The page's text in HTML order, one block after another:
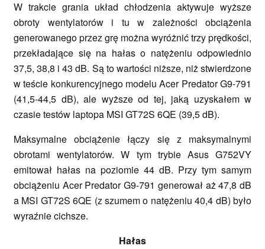
W trakcie grania układ chłodzenia aktywuje wyższe
obroty wentylatorów i tu w zależności obciążenia
generowanego przez grę można wyróżnić trzy prędkości,
przekładające się na hałas o natężeniu odpowiednio
37,5, 38,8 i 43 dB. Są to wartości niższe, niż stwierdzone
w teście konkurencyjnego modelu Acer Predator G9-791
(41,5-44,5 dB), ale wyższe od tej, jaką uzyskałem w
czasie testów laptopa MSI GT72S 6QE (39,5 dB).
Maksymalne obciążenie łączy się z maksymalnymi
obrotami wentylatorów. W tym trybie Asus G752VY
emitował hałas na poziomie 44 dB. Przy tym samym
obciążeniu Acer Predator G9-791 generował aż 47,8 dB
a MSI GT72S 6QE (z szumem o natężeniu 40,4 dB) było
wyraźnie cichsze.
Hałas